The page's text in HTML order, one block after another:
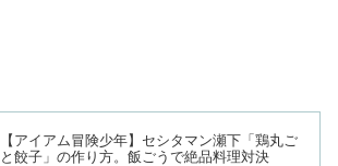
【アイアム冒険少年】セシタマン瀬下「鶏丸ご
と餃子」の作り方。飯ごうで絶品料理対決